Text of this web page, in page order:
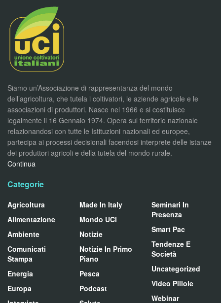
Siamo un’Associazione di rappresentanza del mondo
dell’agricoltura, che tutela i coltivatori, le aziende agricole e le
associazioni di produttori. Nasce nel 1966 e si costituisce
legalmente il 16 Gennaio 1974. Opera sul territorio nazionale
relazionandosi con tutte le Istituzioni nazionali ed europee,
partecipa ai processi decisionali facendosi interprete delle istanze
dei produttori agricoli e della tutela del mondo rurale.
Continua
Categorie
Agricoltura
Alimentazione
Ambiente
Comunicati
Stampa
Energia
Europa
Made In Italy
Mondo UCI
Notizie
Notizie In Primo
Piano
Pesca
Podcast
Seminari In
Presenza
Smart Pac
Tendenze E
Società
Uncategorized
Video Pillole
Webinar